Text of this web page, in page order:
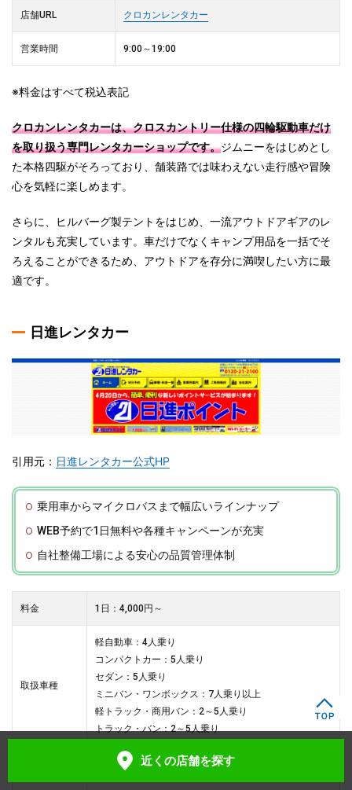
店舗URL クロカンレンタカー
営業時間 9:00～19:00
※料金はすべて税込表記
クロカンレンタカーは、クロスカントリー仕様の四輪駆動車だけ
を取り扱う専門レンタカーショップです。ジムニーをはじめとし
た本格四駆がそろっており、舗装路では味わえない走行感や冒険
心を気軽に楽しめます。
さらに、ヒルバーグ製テントをはじめ、一流アウトドアギアのレ
ンタルも充実しています。車だけでなくキャンプ用品を一括でそ
ろえることができるため、アウトドアを存分に満喫したい方に最
適です。
日進レンタカー
引用元： 日進レンタカー公式HP
乗用車からマイクロバスまで幅広いラインナップ
WEB予約で1日無料や各種キャンペーンが充実
自社整備工場による安心の品質管理体制
料金 1日：4,000円～
取扱車種
軽自動車：4人乗り
コンパクトカー：5人乗り
セダン：5人乗り
ミニバン・ワンボックス：7人乗り以上
軽トラック・商用バン：2～5人乗り
トラック・バン：2～5人乗り
野田営業所近くの店舗を探す